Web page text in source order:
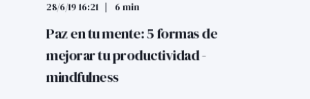
28/6/19 16:21 6 min
Paz en tu mente: 5 formas de
mejorar tu productividad -
mindfulness